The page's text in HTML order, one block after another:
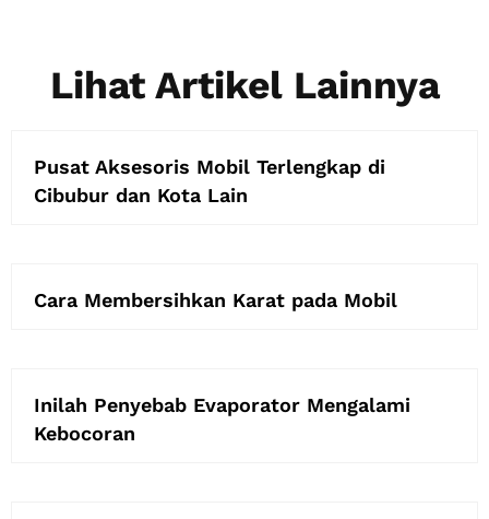
Lihat Artikel Lainnya
Pusat Aksesoris Mobil Terlengkap di
Cibubur dan Kota Lain
Cara Membersihkan Karat pada Mobil
Inilah Penyebab Evaporator Mengalami
Kebocoran